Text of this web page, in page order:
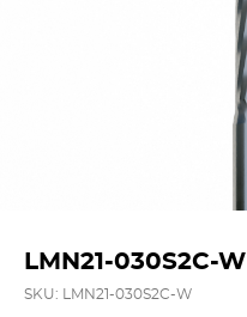
LMN21-030S2C-W
SKU: LMN21-030S2C-W